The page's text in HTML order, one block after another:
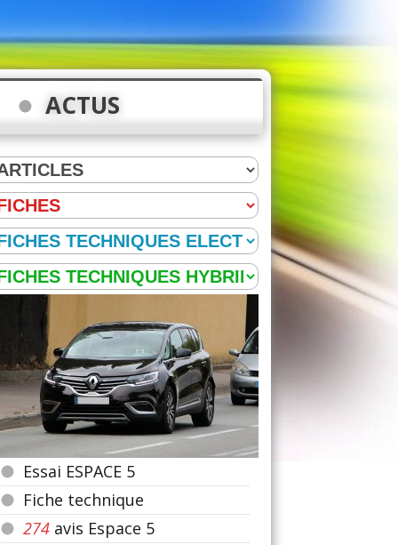
ACTUS
Essai ESPACE 5
Fiche technique
274 avis Espace 5